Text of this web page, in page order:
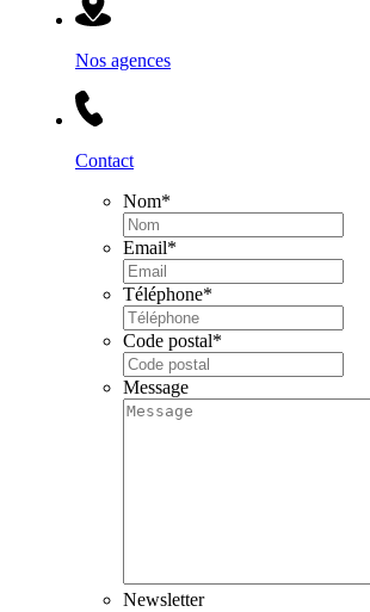
Nos agences
Contact
Nom*
Email*
Téléphone*
Code postal*
Message
Newsletter